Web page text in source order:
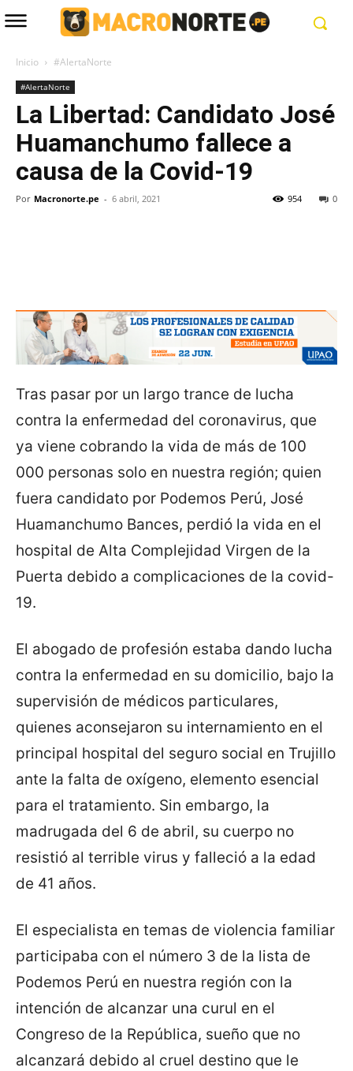
Inicio #AlertaNorte
#AlertaNorte
La Libertad: Candidato José
Huamanchumo fallece a
causa de la Covid-19
Por Macronorte.pe - 6 abril, 2021 0
954
Tras pasar por un largo trance de lucha
contra la enfermedad del coronavirus, que
ya viene cobrando la vida de más de 100
000 personas solo en nuestra región; quien
fuera candidato por Podemos Perú, José
Huamanchumo Bances, perdió la vida en el
hospital de Alta Complejidad Virgen de la
Puerta debido a complicaciones de la covid-
19.
El abogado de profesión estaba dando lucha
contra la enfermedad en su domicilio, bajo la
supervisión de médicos particulares,
quienes aconsejaron su internamiento en el
principal hospital del seguro social en Trujillo
ante la falta de oxígeno, elemento esencial
para el tratamiento. Sin embargo, la
madrugada del 6 de abril, su cuerpo no
resistió al terrible virus y falleció a la edad
de 41 años.
El especialista en temas de violencia familiar
participaba con el número 3 de la lista de
Podemos Perú en nuestra región con la
intención de alcanzar una curul en el
Congreso de la República, sueño que no
alcanzará debido al cruel destino que le